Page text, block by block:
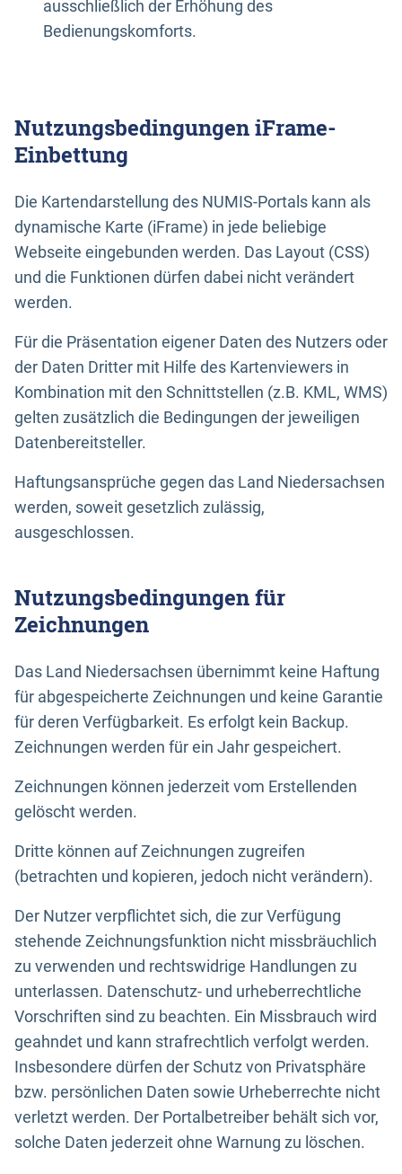
ausschließlich der Erhöhung des
Bedienungskomforts.
Nutzungsbedingungen iFrame-
Einbettung
Die Kartendarstellung des NUMIS-Portals kann als
dynamische Karte (iFrame) in jede beliebige
Webseite eingebunden werden. Das Layout (CSS)
und die Funktionen dürfen dabei nicht verändert
werden.
Für die Präsentation eigener Daten des Nutzers oder
der Daten Dritter mit Hilfe des Kartenviewers in
Kombination mit den Schnittstellen (z.B. KML, WMS)
gelten zusätzlich die Bedingungen der jeweiligen
Datenbereitsteller.
Haftungsansprüche gegen das Land Niedersachsen
werden, soweit gesetzlich zulässig,
ausgeschlossen.
Nutzungsbedingungen für
Zeichnungen
Das Land Niedersachsen übernimmt keine Haftung
für abgespeicherte Zeichnungen und keine Garantie
für deren Verfügbarkeit. Es erfolgt kein Backup.
Zeichnungen werden für ein Jahr gespeichert.
Zeichnungen können jederzeit vom Erstellenden
gelöscht werden.
Dritte können auf Zeichnungen zugreifen
(betrachten und kopieren, jedoch nicht verändern).
Der Nutzer verpflichtet sich, die zur Verfügung
stehende Zeichnungsfunktion nicht missbräuchlich
zu verwenden und rechtswidrige Handlungen zu
unterlassen. Datenschutz- und urheberrechtliche
Vorschriften sind zu beachten. Ein Missbrauch wird
geahndet und kann strafrechtlich verfolgt werden.
Insbesondere dürfen der Schutz von Privatsphäre
bzw. persönlichen Daten sowie Urheberrechte nicht
verletzt werden. Der Portalbetreiber behält sich vor,
solche Daten jederzeit ohne Warnung zu löschen.